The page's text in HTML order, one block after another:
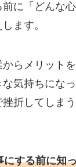
に「どんな
ます。
らメリット
気持ちになっ
折してしま
する前に知